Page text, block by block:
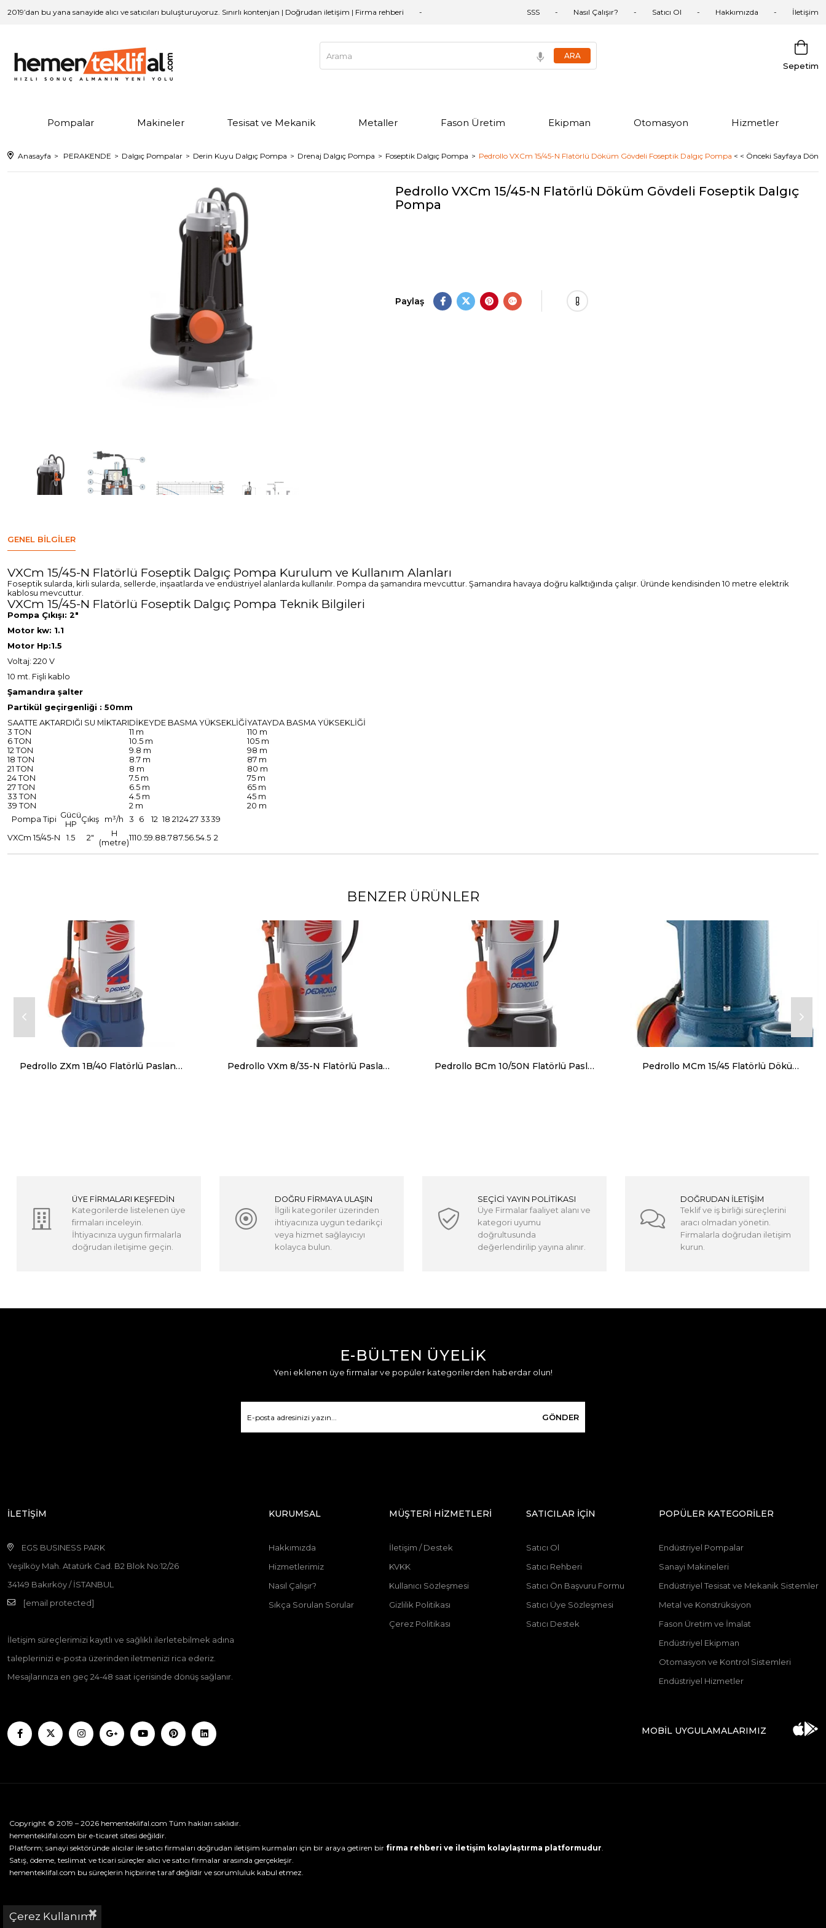
2019’dan bu yana sanayide alıcı ve satıcıları buluşturuyoruz. Sınırlı kontenjan | Doğrudan iletişim | Firma rehberi SSS Nasıl Çalışır? Satıcı Ol Hakkımızda İletişim
Sepetim
Pompalar Makineler Tesisat ve Mekanik Metaller Fason Üretim Ekipman Otomasyon Hizmetler
Anasayfa PERAKENDE Dalgıç Pompalar Derin Kuyu Dalgıç Pompa Drenaj Dalgıç Pompa Foseptik Dalgıç Pompa Pedrollo VXCm 15/45-N Flatörlü Döküm Gövdeli Foseptik Dalgıç Pompa < < Önceki Sayfaya Dön
Pedrollo VXCm 15/45-N Flatörlü Döküm Gövdeli Foseptik Dalgıç
Pompa
Paylaş
GENEL BILGILER
VXCm 15/45-N Flatörlü Foseptik Dalgıç Pompa Kurulum ve Kullanım Alanları
Foseptik sularda, kirli sularda, sellerde, inşaatlarda ve endüstriyel alanlarda kullanılır. Pompa da şamandıra mevcuttur. Şamandıra havaya doğru kalktığında çalışır. Üründe kendisinden 10 metre elektrik
kablosu mevcuttur.
VXCm 15/45-N Flatörlü Foseptik Dalgıç Pompa Teknik Bilgileri
Pompa Çıkışı: 2"
Motor kw: 1.1
Motor Hp:1.5
Voltaj: 220 V
10 mt. Fişli kablo
Şamandıra şalter
Partikül geçirgenliği : 50mm
SAATTE AKTARDIĞI SU MİKTARIDİKEYDE BASMA YÜKSEKLİĞİYATAYDA BASMA YÜKSEKLİĞİ
3 TON
11 m
110 m
6 TON
10.5 m
105 m
12 TON
9.8 m
98 m
18 TON
8.7 m
87 m
21 TON
8 m
80 m
24 TON
7.5 m
75 m
27 TON
6.5 m
65 m
33 TON
4.5 m
45 m
39 TON
2 m
20 m
Pompa Tipi Gücü
HP
Çıkış m³/h 3 6 12 18 212427 3339
VXCm 15/45-N
1.5 2"
H
(metre)
1110.59.88.787.56.54.5 2
BENZER ÜRÜNLER
Pedrollo ZXm 1B/40 Flatörlü Paslanamaz Gövdeli Foseptik Dalgıç Pompalar Pedrollo VXm 8/35-N Flatörlü Paslanmaz Gövdeli Foseptik Dalgıç Pompa Pedrollo BCm 10/50N Flatörlü Paslanmaz Gövdeli Foseptik Dalgıç Pompa Pedrollo MCm 15/45 Flatörlü Döküm Gövdeli Foseptik Dalgıç Pompa
ÜYE FİRMALARI KEŞFEDİN
Kategorilerde listelenen üye
firmaları inceleyin.
İhtiyacınıza uygun firmalarla
doğrudan iletişime geçin.
DOĞRU FİRMAYA ULAŞIN
İlgili kategoriler üzerinden
ihtiyacınıza uygun tedarikçi
veya hizmet sağlayıcıyı
kolayca bulun.
SEÇİCİ YAYIN POLİTİKASI
Üye Firmalar faaliyet alanı ve
kategori uyumu
doğrultusunda
değerlendirilip yayına alınır.
DOĞRUDAN İLETİŞİM
Teklif ve iş birliği süreçlerini
aracı olmadan yönetin.
Firmalarla doğrudan iletişim
kurun.
E-BÜLTEN ÜYELİK
Yeni eklenen üye firmalar ve popüler kategorilerden haberdar olun!
GÖNDER
İLETİŞİM
EGS BUSINESS PARK
Yeşilköy Mah. Atatürk Cad. B2 Blok No:12/26
34149 Bakırköy / İSTANBUL
[email protected]
İletişim süreçlerimizi kayıtlı ve sağlıklı ilerletebilmek adına
taleplerinizi e-posta üzerinden iletmenizi rica ederiz.
Mesajlarınıza en geç 24-48 saat içerisinde dönüş sağlanır.
KURUMSAL
Hakkımızda
Hizmetlerimiz
Nasıl Çalışır?
Sıkça Sorulan Sorular
MÜŞTERİ HİZMETLERİ
İletişim / Destek
KVKK
Kullanıcı Sözleşmesi
Gizlilik Politikası
Çerez Politikası
SATICILAR İÇİN
Satıcı Ol
Satıcı Rehberi
Satıcı Ön Başvuru Formu
Satıcı Üye Sözleşmesi
Satıcı Destek
POPÜLER KATEGORİLER
Endüstriyel Pompalar
Sanayi Makineleri
Endüstriyel Tesisat ve Mekanik Sistemler
Metal ve Konstrüksiyon
Fason Üretim ve İmalat
Endüstriyel Ekipman
Otomasyon ve Kontrol Sistemleri
Endüstriyel Hizmetler
MOBİL UYGULAMALARIMIZ
Copyright © 2019 – 2026 hementeklifal.com Tüm hakları saklıdır.
hementeklifal.com bir e-ticaret sitesi değildir.
Platform; sanayi sektöründe alıcılar ile satıcı firmaları doğrudan iletişim kurmaları için bir araya getiren bir firma rehberi ve iletişim kolaylaştırma platformudur.
Satış, ödeme, teslimat ve ticari süreçler alıcı ve satıcı firmalar arasında gerçekleşir.
hementeklifal.com bu süreçlerin hiçbirine taraf değildir ve sorumluluk kabul etmez.
Çerez Kullanımı